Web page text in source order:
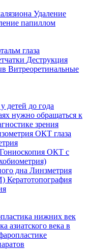
Удаление
папиллом
глаза
Деструкция
Витреоретинальные
детей до года
нужно обращаться к
зрения
ОКТ глаза
Гониоскопия ОКТ с
дна Линзметрия
Кератотопография
нижних век
азиатского века в